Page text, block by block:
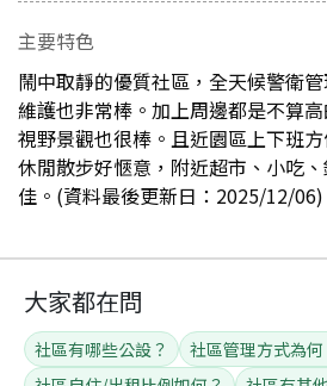
主要特色
鬧中取靜的優質社區，全天候警衛
維護也非常棒。加上周邊都是不算
視野景觀也很棒。且近園區上下班
休閒散步好愜意，附近超市、小吃
佳。(資料最後更新日：2025/12/06)
大家都在問
社區有哪些公設？
社區管理方式為何